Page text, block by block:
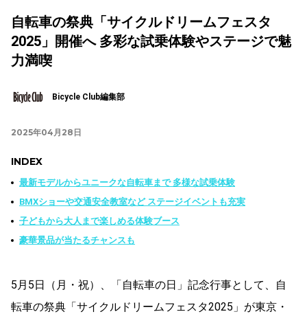
自転車の祭典「サイクルドリームフェスタ
2025」開催へ 多彩な試乗体験やステージで魅
力満喫
Bicycle Club編集部
2025年04月28日
INDEX
最新モデルからユニークな自転車まで 多様な試乗体験
BMXショーや交通安全教室など ステージイベントも充実
子どもから大人まで楽しめる体験ブース
豪華景品が当たるチャンスも
5月5日（月・祝）、「自転車の日」記念行事として、自
転車の祭典「サイクルドリームフェスタ2025」が東京・